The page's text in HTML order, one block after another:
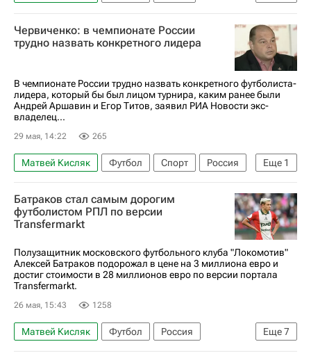
Алексей Батраков
Эдуард Сперцян
Локомотив (Москва)
ПФК ЦСКА
РПЛ 2026-2027 (Чемпионат России по футболу)
Червиченко: в чемпионате России
трудно назвать конкретного лидера
В чемпионате России трудно назвать конкретного футболиста-
лидера, который бы был лицом турнира, каким ранее были
Андрей Аршавин и Егор Титов, заявил РИА Новости экс-
владелец...
29 мая, 14:22 265
Еще 1
Матвей Кисляк Футбол Спорт
Россия
Андрей Аршавин
Батраков стал самым дорогим
футболистом РПЛ по версии
Transfermarkt
Полузащитник московского футбольного клуба "Локомотив"
Алексей Батраков подорожал в цене на 3 миллиона евро и
достиг стоимости в 28 миллионов евро по версии портала
Transfermarkt.
26 мая, 15:43 1258
Еще7
Матвей Кисляк Футбол
Россия
Алексей Батраков
Спорт
Джон Дуран